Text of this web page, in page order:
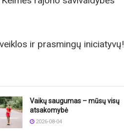
ir prasmingų iniciatyvų!
Vaikų saugumas – mūsų visų
atsakomybė
2026-08-04